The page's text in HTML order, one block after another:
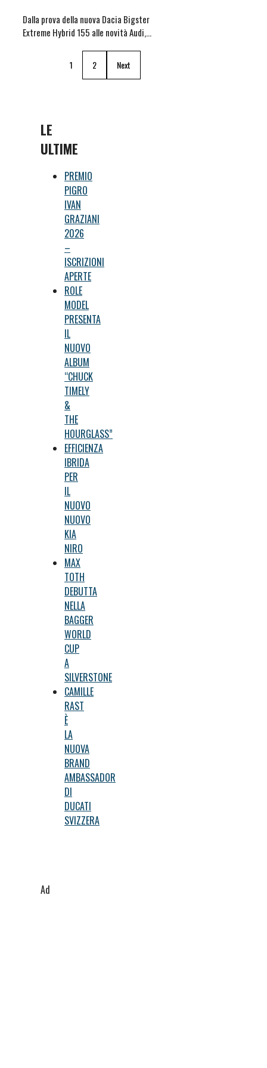
Dalla prova della nuova Dacia Bigster
Extreme Hybrid 155 alle novità Audi,…
1 2 Next
LE
ULTIME
PREMIO
PIGRO
IVAN
GRAZIANI
2026
–
ISCRIZIONI
APERTE
ROLE
MODEL
PRESENTA
IL
NUOVO
ALBUM
“CHUCK
TIMELY
&
THE
HOURGLASS”
EFFICIENZA
IBRIDA
PER
IL
NUOVO
NUOVO
KIA
NIRO
MAX
TOTH
DEBUTTA
NELLA
BAGGER
WORLD
CUP
A
SILVERSTONE
CAMILLE
RAST
È
LA
NUOVA
BRAND
AMBASSADOR
DI
DUCATI
SVIZZERA
Ad